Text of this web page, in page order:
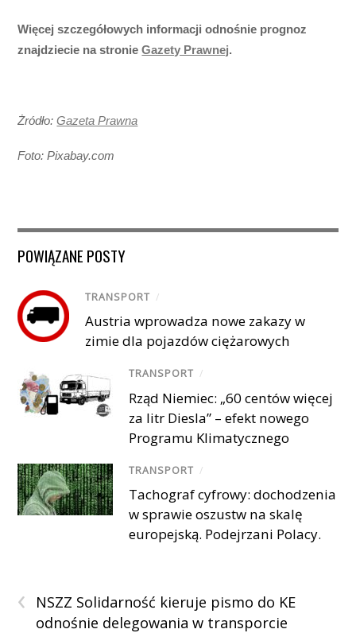
Więcej szczegółowych informacji odnośnie prognoz
znajdziecie na stronieGazety Prawnej.
Żródło:Gazeta Prawna
Foto: Pixabay.com
POWIĄZANE POSTY
TRANSPORT /
Austria wprowadza nowe zakazy w
zimie dla pojazdów ciężarowych
TRANSPORT /
Rząd Niemiec: „60 centów więcej
za litr Diesla” – efekt nowego
Programu Klimatycznego
TRANSPORT /
Tachograf cyfrowy: dochodzenia
w sprawie oszustw na skalę
europejską. Podejrzani Polacy.
‹
NSZZ Solidarność kieruje pismo do KE
odnośnie delegowania w transporcie